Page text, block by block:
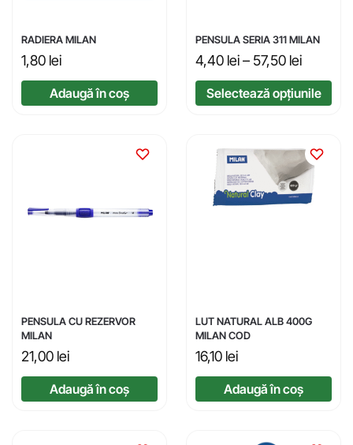
RADIERA MILAN
1,80 lei
Adaugă în coș
PENSULA SERIA 311 MILAN
4,40 lei– 57,50 lei
Selectează opțiunile
PENSULA CU REZERVOR
MILAN
21,00 lei
Adaugă în coș
LUT NATURAL ALB 400G
MILAN COD
16,10 lei
Adaugă în coș